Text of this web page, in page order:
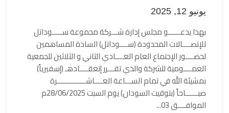
يونيو 12, 2025
بهذا يدعــــــو مجلس إدارة شـــركة مجموعة ســـــوداتل
للإتصــــالات المحدودة (ســــوداتل) السادة المساهمين
لحضــــور الإجتماع العام العــــادي الثاني و الثلاثين للجمعية
العمــــومية للشركة والذي تقـــرر إنعقــــادهـ (إسفيرياً)
بمشيئة الله في تمام الســـاعة العــــاشــــــــــــــرة
صبــــــاحاً (بتوقيت السودان) يوم السبت 28/06/2025م
الموافــــق 03...